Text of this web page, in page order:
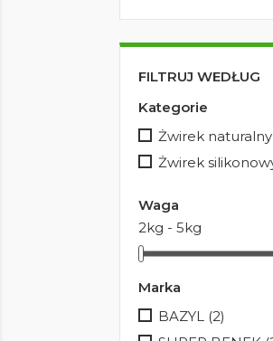
FILTRUJ WEDŁUG
Kategorie
Waga
2kg - 5kg
Marka
BAZYL
(2)